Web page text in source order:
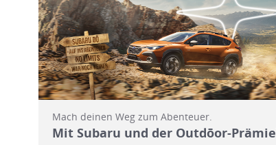
Mach deinen Weg zum Abenteuer.
Mit Subaru und der Outdōor-Prämie